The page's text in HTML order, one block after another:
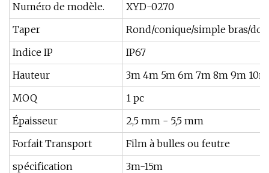
Numéro de modèle.
XYD-0270
Taper
Rond/conique/simple bras/
Indice IP
IP67
Hauteur
3m 4m 5m 6m 7m 8m 9m
MOQ
1 pc
Épaisseur
2,5 mm - 5,5 mm
Forfait Transport
Film à bulles ou feutre
spécification
3m-15m